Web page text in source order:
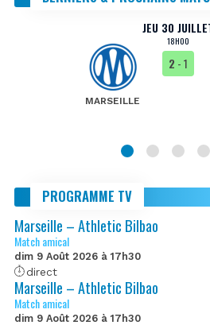
JEU 30
18H00
MARSEILLE
2 - 1
PROGRAMME TV
Marseille – Athletic Bilbao
Match amical
dim 9 Août 2026 à 17h30
direct
Marseille – Athletic Bilbao
Match amical
dim 9 Août 2026 à 17h30